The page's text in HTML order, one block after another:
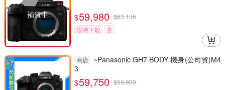
補貨中 $59,980 $63,136
限時下殺
券
商店
~Panasonic GH7 BODY 機身(公司貨)M4
3
$59,750 $59,900